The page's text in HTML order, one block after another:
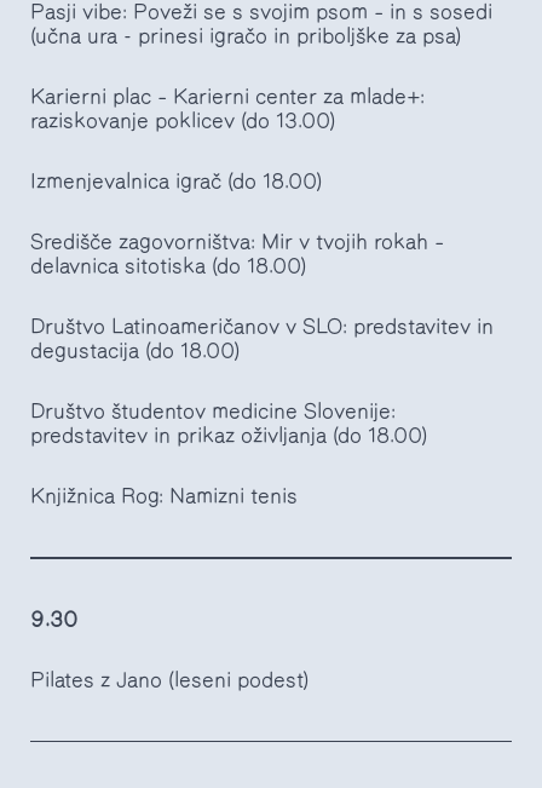
Pasji vibe: Poveži se s svojim psom – in s sosedi
(učna ura - prinesi igračo in priboljške za psa)
Karierni plac – Karierni center za mlade+:
raziskovanje poklicev (do 13.00)
Izmenjevalnica igrač (do 18.00)
Središče zagovorništva: Mir v tvojih rokah –
delavnica sitotiska (do 18.00)
Društvo Latinoameričanov v SLO: predstavitev in
degustacija (do 18.00)
Društvo študentov medicine Slovenije:
predstavitev in prikaz oživljanja (do 18.00)
Knjižnica Rog: Namizni tenis
9.30
Pilates z Jano (leseni podest)